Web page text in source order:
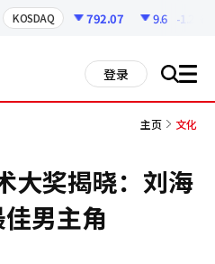
KOSDAQ 792.07 9.6 -1.2%
登录 搜 all
主页 文化
大奖揭晓：刘海
男主角